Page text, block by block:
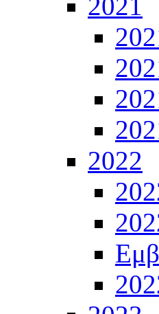
2022